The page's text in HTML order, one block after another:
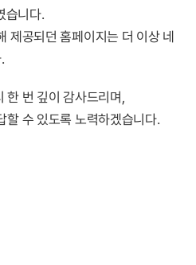
습니다.
제공되던 홈페이지는 더 이상 네
한 번 깊이 감사드리며,
할 수 있도록 노력하겠습니다.